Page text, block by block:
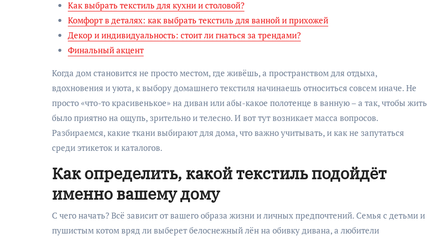
Как выбрать текстиль для кухни и столовой?
Комфорт в деталях: как выбрать текстиль для ванной и прихожей
Декор и индивидуальность: стоит ли гнаться за трендами?
Финальный акцент
Когда дом становится не просто местом, где живёшь, а пространством для отдыха,
вдохновения и уюта, к выбору домашнего текстиля начинаешь относиться совсем иначе. Не
просто «что-то красивенькое» на диван или абы-какое полотенце в ванную – а так, чтобы жить
было приятно на ощупь, зрительно и телесно. И вот тут возникает масса вопросов.
Разбираемся, какие ткани выбирают для дома, что важно учитывать, и как не запутаться
среди этикеток и каталогов.
Как определить, какой текстиль подойдёт
именно вашему дому
С чего начать? Всё зависит от вашего образа жизни и личных предпочтений. Семья с детьми и
пушистым котом вряд ли выберет белоснежный лён на обивку дивана, а любители